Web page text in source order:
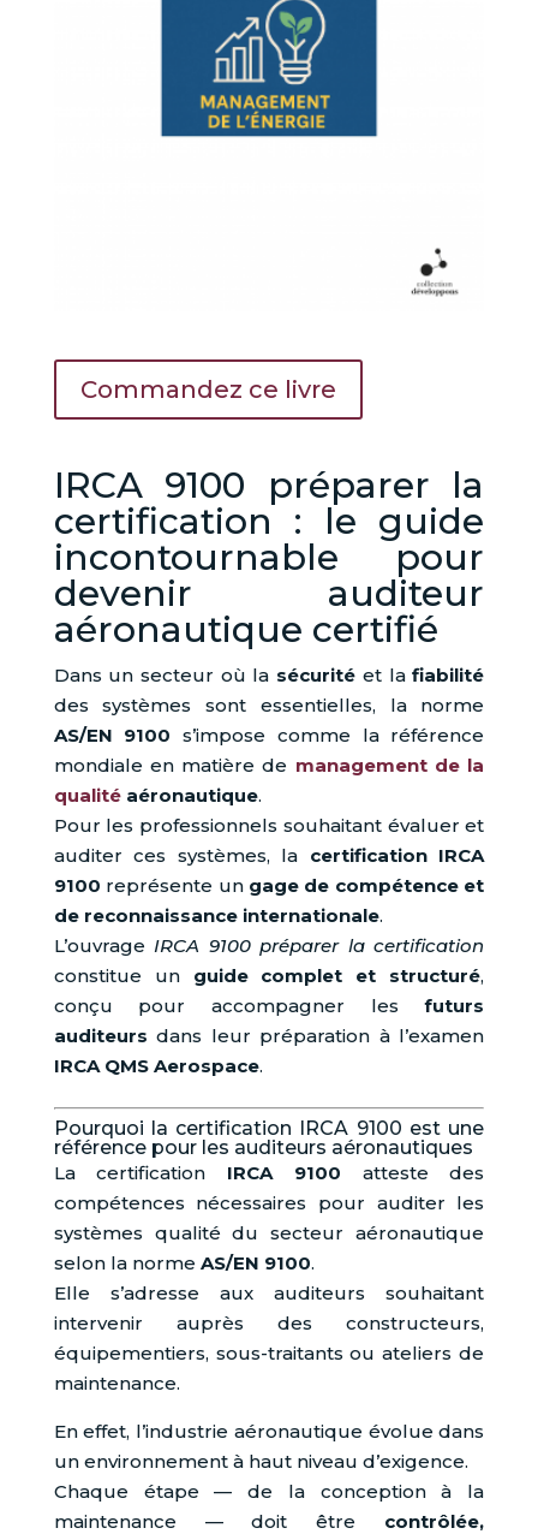
Commandez ce livre
IRCA 9100 préparer la
certification : le guide
incontournable pour
devenir auditeur
aéronautique certifié
Dans un secteur où la sécurité et lafiabilité
des systèmes sont essentielles, la norme
AS/EN 9100 s’impose comme la référence
mondiale en matière de management de la
qualitéaéronautique.
Pour les professionnels souhaitant évaluer et
auditer ces systèmes, la certification IRCA
9100 représente un gage de compétence et
de reconnaissance internationale.
L’ouvrage IRCA 9100 préparer la certification
constitue un guide complet et structuré,
conçu pour accompagner lesfuturs
auditeurs dans leur préparation à l’examen
IRCA QMS Aerospace.
Pourquoi la certification IRCA 9100 est une
référence pour les auditeurs aéronautiques
La certification IRCA 9100 atteste des
compétences nécessaires pour auditer les
systèmes qualité du secteur aéronautique
selon la norme AS/EN 9100.
Elle s’adresse aux auditeurs souhaitant
intervenir auprès des constructeurs,
équipementiers, sous-traitants ou ateliers de
maintenance.
En effet, l’industrie aéronautique évolue dans
un environnement à haut niveau d’exigence.
Chaque étape — de la conception à la
maintenance — doit être contrôlée,